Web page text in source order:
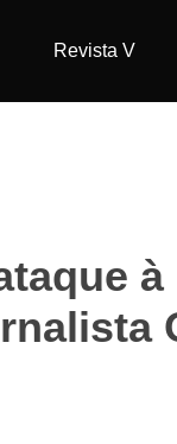
Revista V